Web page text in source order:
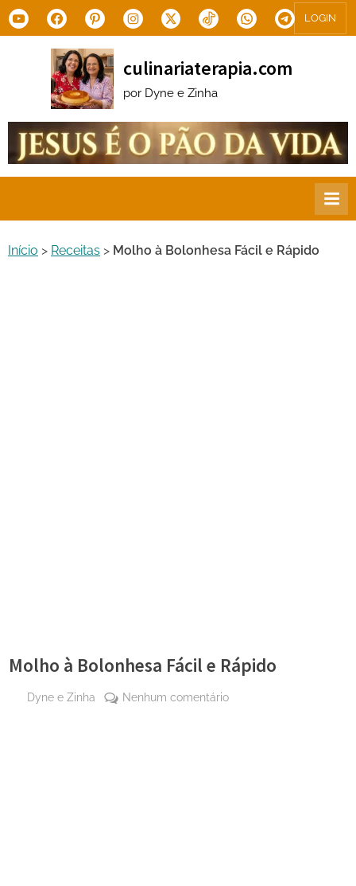
Skip
to
YoutubeFacebookPinterestInstagram
X.com Tiktok WhatsAppTelegram
LOGIN
culinariaterapia.com
por Dyne e Zinha
Início > Receitas > Molho à Bolonhesa Fácil e Rápido
Molho à Bolonhesa Fácil e Rápido
By
Dyne e Zinha Nenhum comentárioem